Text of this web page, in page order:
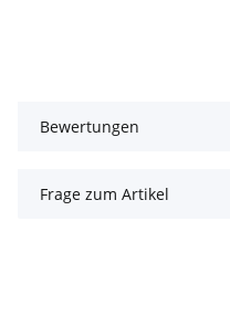
Bewertungen
Frage zum Artikel